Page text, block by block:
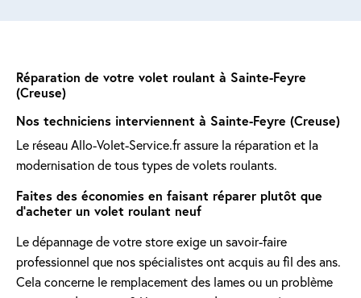
Réparation de votre volet roulant à Sainte-Feyre
(Creuse)
Nos techniciens interviennent à Sainte-Feyre (Creuse)
Le réseau Allo-Volet-Service.fr assure la réparation et la
modernisation de tous types de volets roulants.
Faites des économies en faisant réparer plutôt que
d'acheter un volet roulant neuf
Le dépannage de votre store exige un savoir-faire
professionnel que nos spécialistes ont acquis au fil des ans.
Cela concerne le remplacement des lames ou un problème